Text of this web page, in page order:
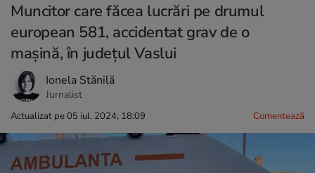
Muncitor care făcea lucrări pe drumul
european 581, accidentat grav de o
mașină, în județul Vaslui
Ionela Stănilă
Jurnalist
Actualizat pe 05 iul. 2024, 18:09 Comentează